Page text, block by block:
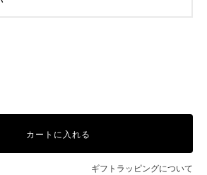
カートに入れる
ギフトラッピングについて